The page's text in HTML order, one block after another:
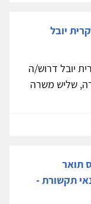
יובל
יובל דרוש/ה
שליש משרה
תואר
תקשורת -